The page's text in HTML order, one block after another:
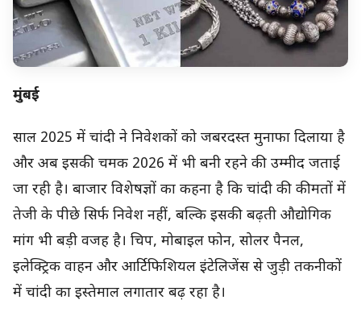
मुंबई
साल 2025 में चांदी ने निवेशकों को जबरदस्त मुनाफा दिलाया है
और अब इसकी चमक 2026 में भी बनी रहने की उम्मीद जताई
जा रही है। बाजार विशेषज्ञों का कहना है कि चांदी की कीमतों में
तेजी के पीछे सिर्फ निवेश नहीं, बल्कि इसकी बढ़ती औद्योगिक
मांग भी बड़ी वजह है। चिप, मोबाइल फोन, सोलर पैनल,
इलेक्ट्रिक वाहन और आर्टिफिशियल इंटेलिजेंस से जुड़ी तकनीकों
में चांदी का इस्तेमाल लगातार बढ़ रहा है।